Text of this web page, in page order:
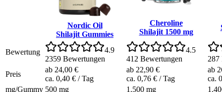
Nordic Oil
Shilajit Gummies
Cheroline
Shilajit 1500 mg
Bewertung
4.9
2359 Bewertungen
4.5
412 Bewertungen 287
Preis
ab 24,00 €
ca. 0,40 € / Tag
ab 22,90 €
ca. 0,76 € / Tag
ab
ca.
mg/Gummy 500 mg 1.500 mg